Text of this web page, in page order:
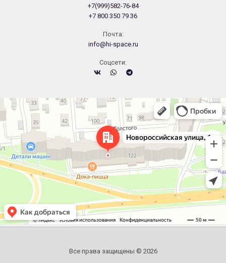
+7(999)582-76-84
+7 800 350 79 36
Почта:
info@hi-space.ru
Cоцсети:
Челябинск
Новороссийская улица, 122 — Яндекс.Карты
Все права защищены © 2026